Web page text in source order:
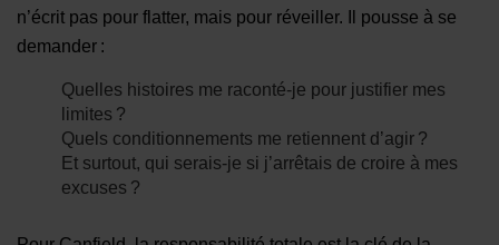
n’écrit pas pour flatter, mais pour réveiller. Il pousse à se
demander :
Quelles histoires me raconté-je pour justifier mes
limites ?
Quels conditionnements me retiennent d’agir ?
Et surtout, qui serais-je si j’arrêtais de croire à mes
excuses ?